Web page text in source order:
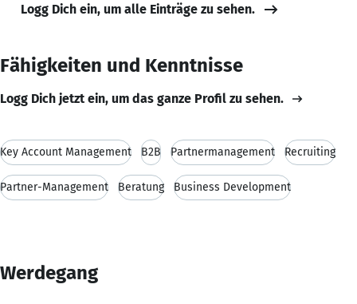
Logg Dich ein, um alle Einträge zu sehen.
Fähigkeiten und Kenntnisse
Logg Dich jetzt ein, um das ganze Profil zu sehen.
Key Account Management B2B Partnermanagement Recruiting
Partner-Management Beratung Business Development
Werdegang